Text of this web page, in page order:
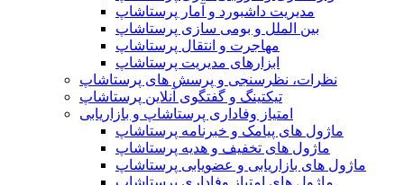
مدیریت داشبورد و آمار پرستاشاپ
بین الملل و بومی سازی پرستاشاپ
مهاجرت و انتقال پرستاشاپ
ابزارهای مدیریت پرستاشاپ
نظرات، نظرسنجی و پرسش های پرستاشاپ
تیکتینگ و گفتگوی آنلاین پرستاشاپ
امتیاز وفاداری پرستاشاپ و بازاریابی
ماژول های پیامک و خبرنامه پرستاشاپ
ماژول های تخفیف و هدیه پرستاشاپ
ماژول های بازاریابی و عضویابی پرستاشاپ
ماژول های امتیاز وفاداری پرستاشاپ